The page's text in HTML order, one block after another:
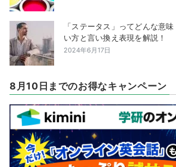
「ステータス」ってどんな意
い方と言い換え表現を解説！
2024年6月17日
8月10日までのお得なキャンペーン